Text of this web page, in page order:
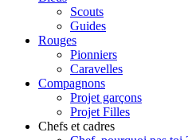
Scouts
Guides
Rouges
Pionniers
Caravelles
Compagnons
Projet garçons
Projet Filles
Chefs et cadres